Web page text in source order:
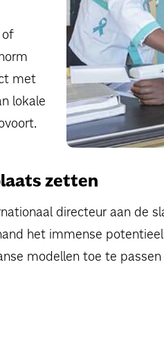
of
met
lokale
zetten
directeur aan de
het immense
modellen toe te